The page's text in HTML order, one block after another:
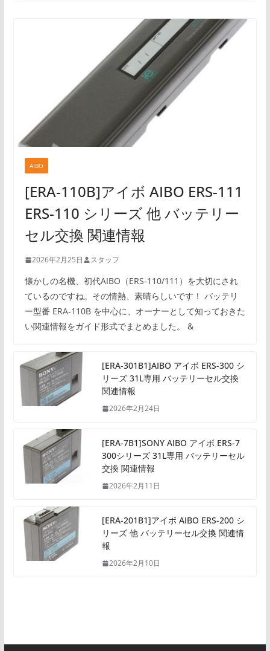
AIBO
[ERA-110B]アイボ AIBO ERS-111
ERS-110 シリーズ 他 バッテリー
セル交換 関連情報
2026年2月25日 スタッフ
懐かしの名機、初代AIBO（ERS-110/111）を大切にされ
ているのですね。その情熱、素晴らしいです！ バッテリ
ー型番 ERA-110B を中心に、オーナーとして知っておきた
い関連情報をガイド形式でまとめました。 &
[ERA-301B1]AIBO アイボ ERS-300 シ
リーズ 31L専用 バッテリーセル交換
関連情報
2026年2月24日
[ERA-7B1]SONY AIBO アイボ ERS-7
300シリーズ 31L専用 バッテリーセル
交換 関連情報
2026年2月11日
[ERA-201B1]アイボ AIBO ERS-200 シ
リーズ 他 バッテリーセル交換 関連情
報
2026年2月10日